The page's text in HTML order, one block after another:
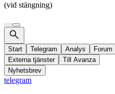
(vid stängning)
Start Telegram Analys Forum
Externa tjänster
Till Avanza
Nyhetsbrev
telegram